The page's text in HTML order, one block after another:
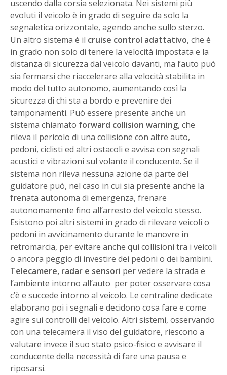
uscendo dalla corsia selezionata. Nei sistemi più
evoluti il veicolo è in grado di seguire da solo la
segnaletica orizzontale, agendo anche sullo sterzo.
Un altro sistema è il cruise control adattativo, che è
in grado non solo di tenere la velocità impostata e la
distanza di sicurezza dal veicolo davanti, ma l’auto può
sia fermarsi che riaccelerare alla velocità stabilita in
modo del tutto autonomo, aumentando così la
sicurezza di chi sta a bordo e prevenire dei
tamponamenti. Può essere presente anche un
sistema chiamato forward collision warning, che
rileva il pericolo di una collisione con altre auto,
pedoni, ciclisti ed altri ostacoli e avvisa con segnali
acustici e vibrazioni sul volante il conducente. Se il
sistema non rileva nessuna azione da parte del
guidatore può, nel caso in cui sia presente anche la
frenata autonoma di emergenza, frenare
autonomamente fino all’arresto del veicolo stesso.
Esistono poi altri sistemi in grado di rilevare veicoli o
pedoni in avvicinamento durante le manovre in
retromarcia, per evitare anche qui collisioni tra i veicoli
o ancora peggio di investire dei pedoni o dei bambini.
Telecamere, radar e sensori per vedere la strada e
l’ambiente intorno all’auto per poter osservare cosa
c’è e succede intorno al veicolo. Le centraline dedicate
elaborano poi i segnali e decidono cosa fare e come
agire sui controlli del veicolo. Altri sistemi, osservando
con una telecamera il viso del guidatore, riescono a
valutare invece il suo stato psico-fisico e avvisare il
conducente della necessità di fare una pausa e
riposarsi.